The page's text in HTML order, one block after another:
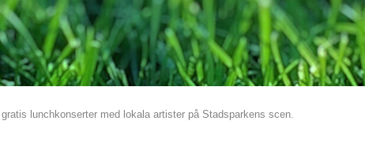
lunchkonserter med lokala artister på Stadsparkens scen.